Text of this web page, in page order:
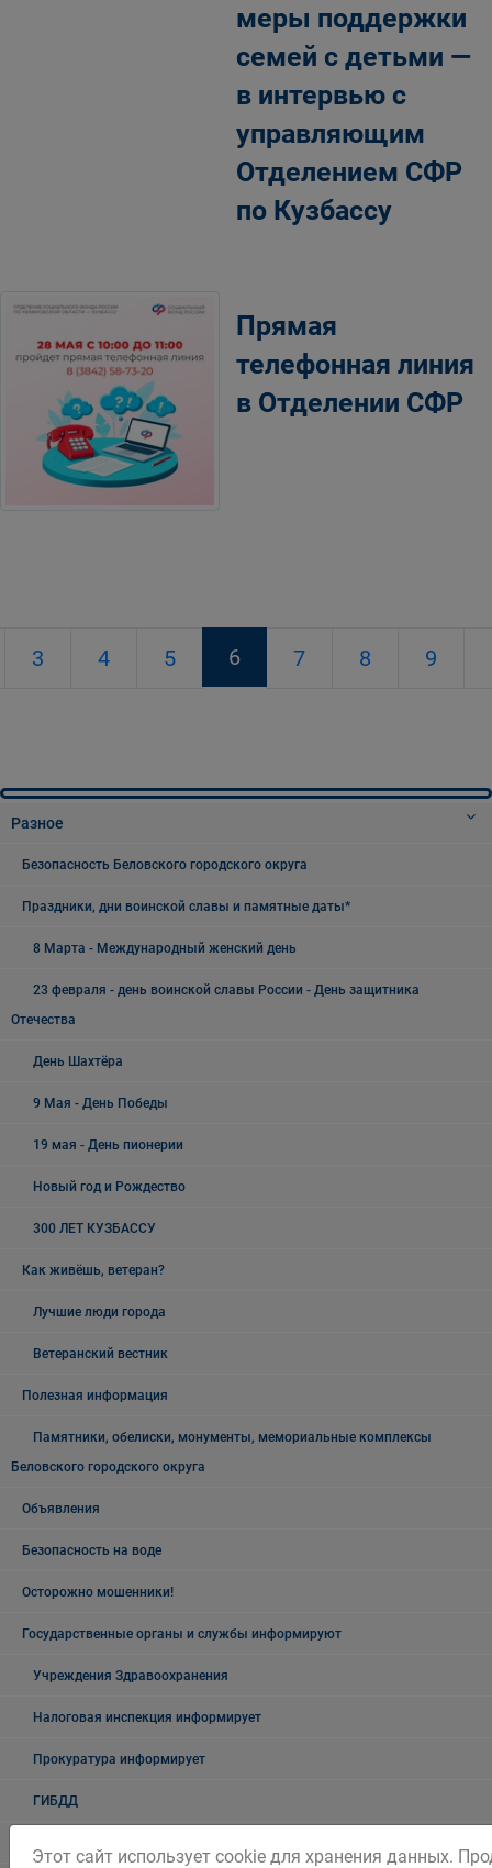
меры поддержки
семей с детьми —
в интервью с
управляющим
Отделением СФР
по Кузбассу
Прямая
телефонная линия
в Отделении СФР
3 4 5 6 7 8 9
Разное
Безопасность Беловского городского округа
Праздники, дни воинской славы и памятные даты*
8 Марта - Международный женский день
23 февраля - день воинской славы России - День защитника
Отечества
День Шахтёра
9 Мая - День Победы
19 мая - День пионерии
Новый год и Рождество
300 ЛЕТ КУЗБАССУ
Как живёшь, ветеран?
Лучшие люди города
Ветеранский вестник
Полезная информация
Памятники, обелиски, монументы, мемориальные комплексы
Беловского городского округа
Объявления
Безопасность на воде
Осторожно мошенники!
Государственные органы и службы информируют
Учреждения Здравоохранения
Налоговая инспекция информирует
Прокуратура информирует
ГИБДД
Этот сайт использует cookie для хранения данных.